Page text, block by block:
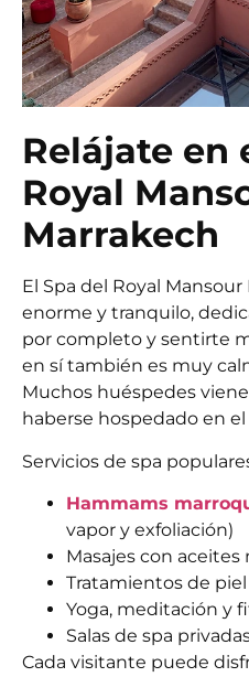
Relájate en
Royal
Marrakech
El Spa del Royal
enorme y tranquilo,
por completo y sentirte
en sí también es muy
Muchos huéspedes
haberse hospedado en
Servicios de spa
Hammams
vapor y exfoliación)
Masajes con aceites
Tratamientos de
Yoga, meditación y
Salas de spa
Cada visitante puede